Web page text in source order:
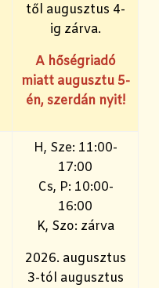
től augusztus 4-
ig zárva.
A hőségriadó
miatt augusztu 5-
én, szerdán nyit!
H, Sze: 11:00-
17:00
Cs, P: 10:00-
16:00
K, Szo: zárva
2026. augusztus
3-tól augusztus